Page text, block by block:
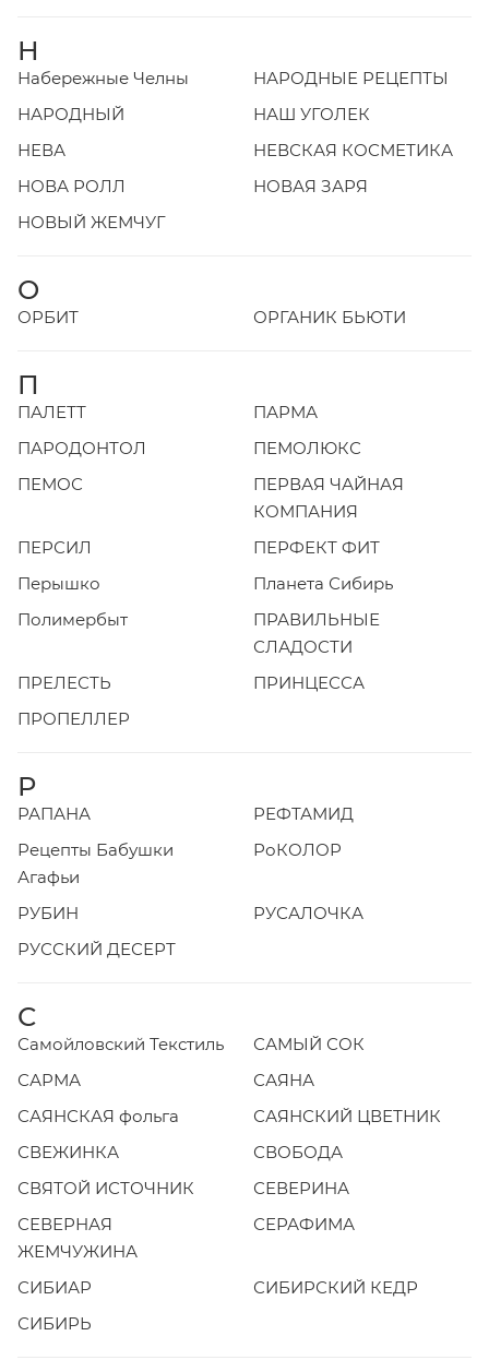
Н
Набережные Челны
НАРОДНЫЕ РЕЦЕПТЫ
НАРОДНЫЙ
НАШ УГОЛЕК
НЕВА
НЕВСКАЯ КОСМЕТИКА
НОВА РОЛЛ
НОВАЯ ЗАРЯ
НОВЫЙ ЖЕМЧУГ
О
ОРБИТ ОРГАНИК БЬЮТИ
П
ПАЛЕТТ
ПАРМА
ПАРОДОНТОЛ
ПЕМОЛЮКС
ПЕМОС
ПЕРВАЯ ЧАЙНАЯ
КОМПАНИЯ
ПЕРСИЛ
ПЕРФЕКТ ФИТ
Перышко
Планета Сибирь
Полимербыт
ПРАВИЛЬНЫЕ
СЛАДОСТИ
ПРЕЛЕСТЬ
ПРИНЦЕССА
ПРОПЕЛЛЕР
Р
РАПАНА
РЕФТАМИД
Рецепты Бабушки
Агафьи
РоКОЛОР
РУБИН
РУСАЛОЧКА
РУССКИЙ ДЕСЕРТ
С
Самойловский Текстиль
САМЫЙ СОК
САРМА
САЯНА
САЯНСКАЯ фольга
САЯНСКИЙ ЦВЕТНИК
СВЕЖИНКА
СВОБОДА
СВЯТОЙ ИСТОЧНИК
СЕВЕРИНА
СЕВЕРНАЯ
ЖЕМЧУЖИНА
СЕРАФИМА
СИБИАР
СИБИРСКИЙ КЕДР
СИБИРЬ